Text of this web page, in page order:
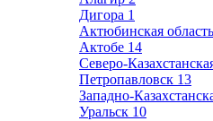
Дигора 1
Актюбинская область
Актобе 14
Северо-
Петропавловск 13
Западно-
Уральск 10